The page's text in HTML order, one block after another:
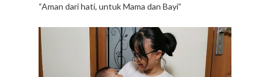
“Aman dari hati, untuk Mama dan Bayi”